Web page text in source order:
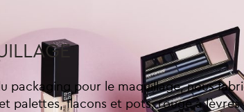
packaging pour le maquillage, nous
palettes, flacons et pots, rouge à lèvres